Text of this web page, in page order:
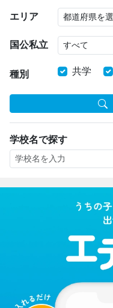
エリア
国公私立
種別 共学
学校名で探す